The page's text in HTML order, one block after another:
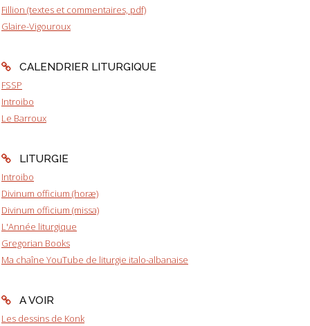
Fillion (textes et commentaires, pdf)
Glaire-Vigouroux
CALENDRIER LITURGIQUE
FSSP
Introibo
Le Barroux
LITURGIE
Introibo
Divinum officium (horæ)
Divinum officium (missa)
L'Année liturgique
Gregorian Books
Ma chaîne YouTube de liturgie italo-albanaise
A VOIR
Les dessins de Konk